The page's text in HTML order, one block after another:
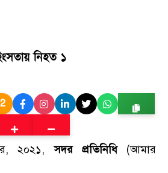
নিহত ১
২০২১,সদর প্রতিনিধি(আমার